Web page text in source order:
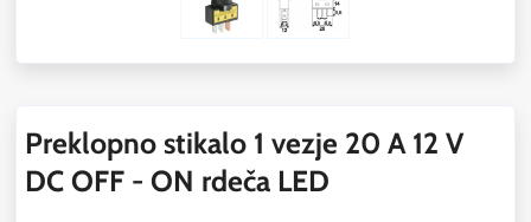
Preklopno stikalo 1 vezje 20 A 12 V
DC OFF - ON rdeča LED